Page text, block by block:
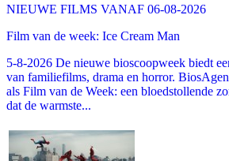
NIEUWE FILMS VANAF 06-08-2026
Film van de week: Ice Cream Man
5-8-2026 De nieuwe bioscoopweek biedt
van familiefilms, drama en horror.
als Film van de Week: een bloedstollende
dat de warmste...